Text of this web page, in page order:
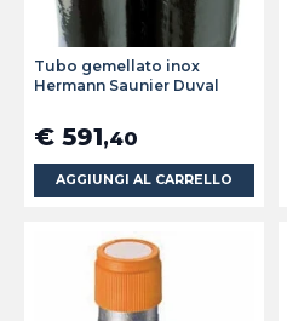
Tubo gemellato inox
Hermann Saunier Duval
€ 591,40
AGGIUNGI AL CARRELLO